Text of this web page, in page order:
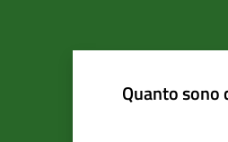
Quanto sono